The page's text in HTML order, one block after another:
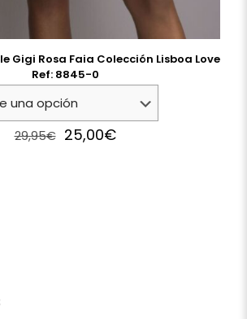
Gigi Rosa Faia Colección Lisboa Love
Ref: 8845-0
29,95€ Original
price
25,00€Current